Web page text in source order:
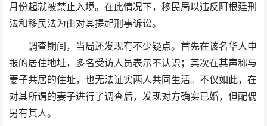
月份起就被禁止入境。在此情况下，移民局以违反阿根廷刑
法和移民法为由对其提起刑事诉讼。
调查期间，当局还发现有不少疑点。首先在该名华人申
报的居住地址，多名受访人员表示不认识；其次在其声称与
妻子共居的住址，也无法证实两人共同生活。不仅如此，在
对其所谓的妻子进行了调查后，发现对方确实已婚，但配偶
另有其人。